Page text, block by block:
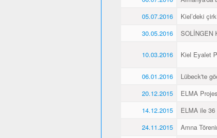
05.07.2016
Kiel’deki
30.05.2016
SOLİNGEN
10.03.2016 Kiel Eyalet
06.01.2016
Lübeck'te
20.12.2015
ELMA
14.12.2015
ELMA ile
24.11.2015
Amna